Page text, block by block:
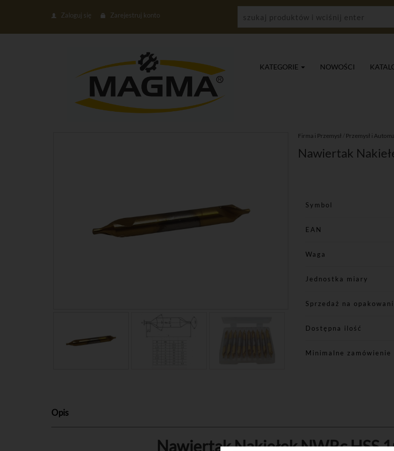
Zaloguj się Zarejestruj konto
KATEGORIE NOWOŚCI
Firma i Przemysł Przemysł i
Nawiertak
Symbol
EAN
Waga
Jednostka miary
Sprzedaż na
Dostępna ilość
Minimalne zamówienie
Opis
Nawiertak Nakiełek NWRc HSS